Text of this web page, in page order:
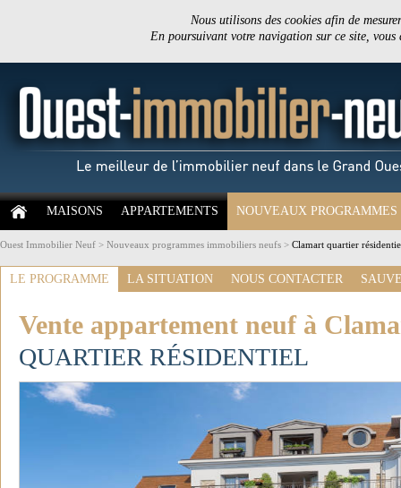
Nous utilisons des cookies afin de
En poursuivant votre navigation sur ce site,
MAISONS APPARTEMENTS NOUVEAUX PROGRAMMES
Ouest Immobilier Neuf > Nouveaux programmes immobiliers neufs > Clamart quartier
LE PROGRAMME LA SITUATION NOUS CONTACTER
Vente appartement neuf à
QUARTIER RÉSIDENTIEL